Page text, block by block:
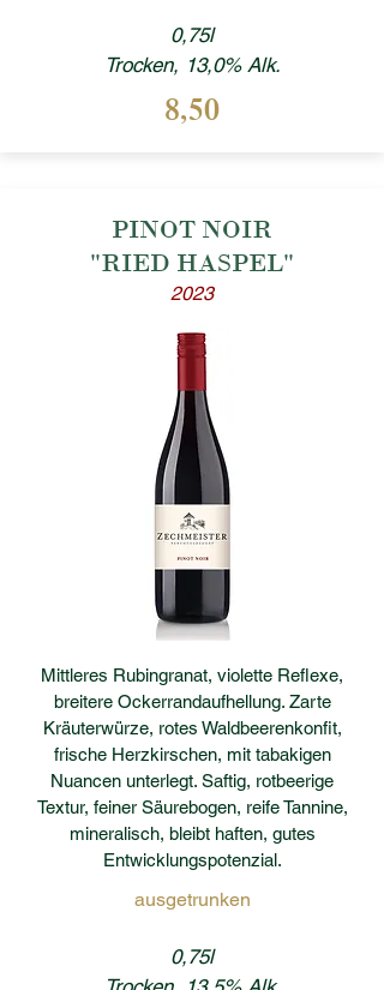
0,75l
Trocken, 13,0% Alk.
8,50
PINOT NOIR
"RIED HASPEL"
2023
Mittleres Rubingranat, violette Reflexe,
breitere Ockerrandaufhellung. Zarte
Kräuterwürze, rotes Waldbeerenkonfit,
frische Herzkirschen, mit tabakigen
Nuancen unterlegt. Saftig, rotbeerige
Textur, feiner Säurebogen, reife Tannine,
mineralisch, bleibt haften, gutes
Entwicklungspotenzial.
ausgetrunken
0,75l